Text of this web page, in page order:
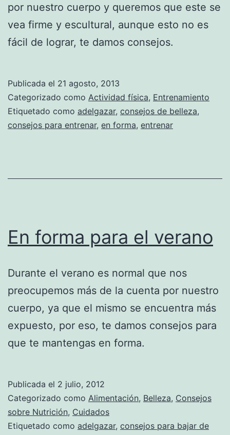
por nuestro cuerpo y queremos que este se
vea firme y escultural, aunque esto no es
fácil de lograr, te damos consejos.
Publicada el 21 agosto, 2013
Categorizado como Actividad física, Entrenamiento
Etiquetado como adelgazar, consejos de belleza,
consejos para entrenar, en forma, entrenar
En forma para el verano
Durante el verano es normal que nos
preocupemos más de la cuenta por nuestro
cuerpo, ya que el mismo se encuentra más
expuesto, por eso, te damos consejos para
que te mantengas en forma.
Publicada el 2 julio, 2012
Categorizado como Alimentación, Belleza, Consejos
sobre Nutrición, Cuidados
Etiquetado como adelgazar, consejos para bajar de